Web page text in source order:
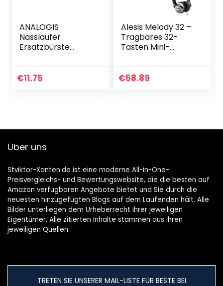
ANALOGIS
Nassläufer
Ersatzbürste
€11.75
Alesis Melody 32 –
Tragbares 32-
Tasten Mini-
Lautsprechern,300
€58.89
Über uns
Stviktor-Xanten.de ist eine moderne All-in-One-
Preisvergleichs- und Bewertungswebsite, die die besten auf
Amazon verfügbaren Angebote bietet und Sie durch die
neuesten hinzugefügten Blogs auf dem Laufenden hält. Alle
Bilder unterliegen dem Urheberrecht ihrer jeweiligen
Eigentümer. Alle zitierten Inhalte stammen aus ihren
jeweiligen Quellen.
TRETEN SIE UNSERER MAIL-LISTE FÜR BESTE BEI